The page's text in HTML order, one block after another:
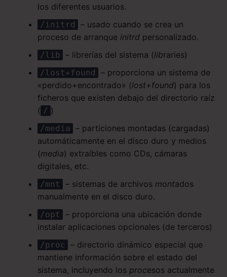
los diferentes usuarios.
/initrd
– usado cuando se crea un
proceso de arranque initrdpersonalizado.
/lib – librerías del sistema (libraries)
/lost+found
– proporciona un sistema de
«perdido+encontrado» (lost+found) para los
ficheros que existen debajo del directorio raíz
( / )
/media
– particiones montadas (cargadas)
automáticamente en el disco duro y medios
(media) extraíbles como CDs, cámaras
digitales, etc.
/mnt – sistemas de archivos montados
manualmente en el disco duro.
/opt
– proporciona una ubicación donde
instalar aplicaciones opcionales (de terceros)
/proc
– directorio dinámico especial que
mantiene información sobre el estado del
sistema, incluyendo los procesos actualmente